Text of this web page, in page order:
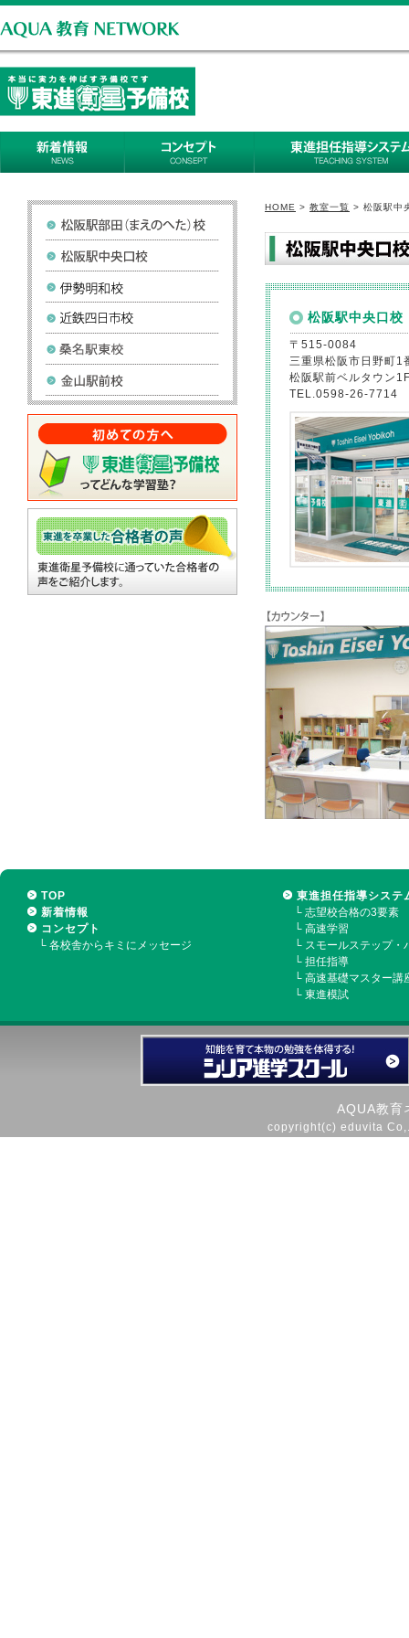
HOME > 教室一覧 > 松阪駅中
松阪駅中央口校｜松阪駅
松阪駅中央口校
〒515-0084
三重県松阪市日野町1
松阪駅前ベルタウン
TEL.0598-26-7714
TOP
新着情報
コンセプト
└ 各校舎からキミにメッセージ
東進担任指導システ
└ 志望校合格の3要素
└ 高速学習
└ スモールステップ・
└ 担任指導
└ 高速基礎マスター講
└ 東進模試
AQUA教育
copyright(c) eduvita